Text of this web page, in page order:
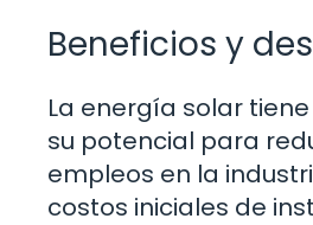
Beneficios y
La energía solar
su potencial para
empleos en la
costos iniciales de